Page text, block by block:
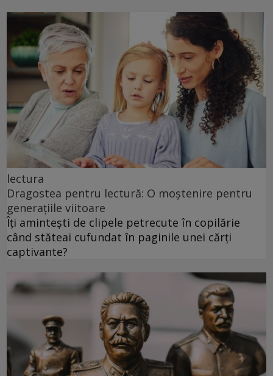
lectura
Dragostea pentru lectură: O moștenire pentru
generațiile viitoare
Îți amintești de clipele petrecute în copilărie
când stăteai cufundat în paginile unei cărți
captivante?